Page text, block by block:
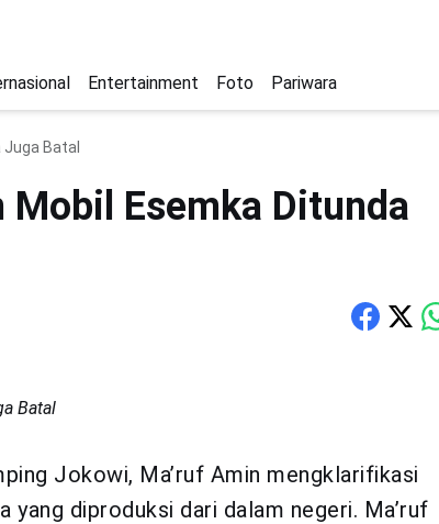
Entertainment Foto Pariwara
Batal
Mobil Esemka Ditunda
Batal
Jokowi, Ma’ruf Amin mengklarifikasi
diproduksi dari dalam negeri. Ma’ruf